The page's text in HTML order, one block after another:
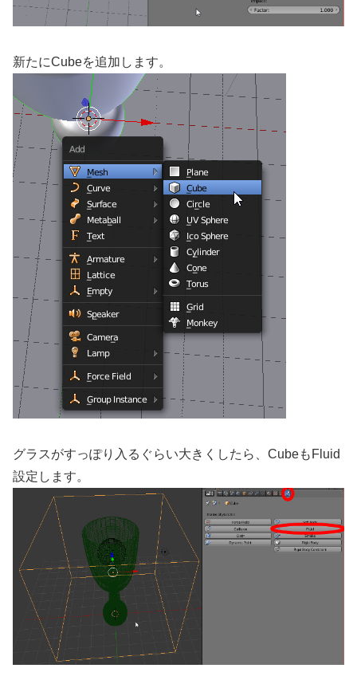
新たにCubeを追加します。
グラスがすっぽり入るぐらい大きくしたら、CubeもFluid
設定します。